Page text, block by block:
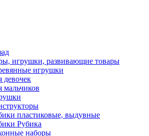
игрушки, развивающие товары
игрушки
девочек
мальчиков
пластиковые, выдувные
Рубика
наборы